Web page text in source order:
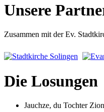
Unsere
Zusammen mit der Ev.
Die Losungen
Jauchze, du Tochter